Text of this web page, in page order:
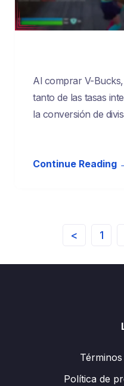
Al comprar V-
tanto de las tasas
la conversión de
Continue Reading
< 1
Política de